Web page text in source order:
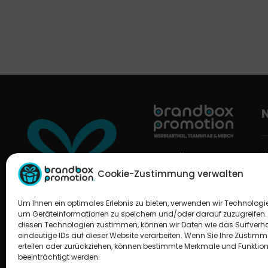
Cookie-Zustimmung verwalten
Um Ihnen ein optimales Erlebnis zu bieten, verwenden wir
um Geräteinformationen zu speichern und/oder darauf zuzugreifen.
diesen Technologien zustimmen, können wir Daten wie das
eindeutige IDs auf dieser Website verarbeiten. Wenn Sie Ihre
erteilen oder zurückziehen, können bestimmte Merkmale und
beeinträchtigt werden.
Brandbox
Promotion
Am Alten Hospital
56068 Koblenz
+49 175
9881848